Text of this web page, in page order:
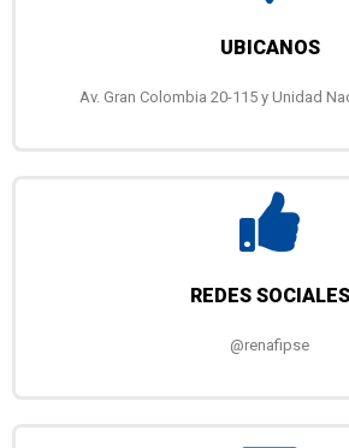
UBICANOS
Av. Gran Colombia 20-115 y Unidad
REDES SOCIALES
@renafipse